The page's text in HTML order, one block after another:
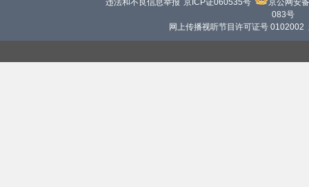
违法和不良信息举报 京ICP证060535号
京公网安
083号
网上传播视听节目许可证号